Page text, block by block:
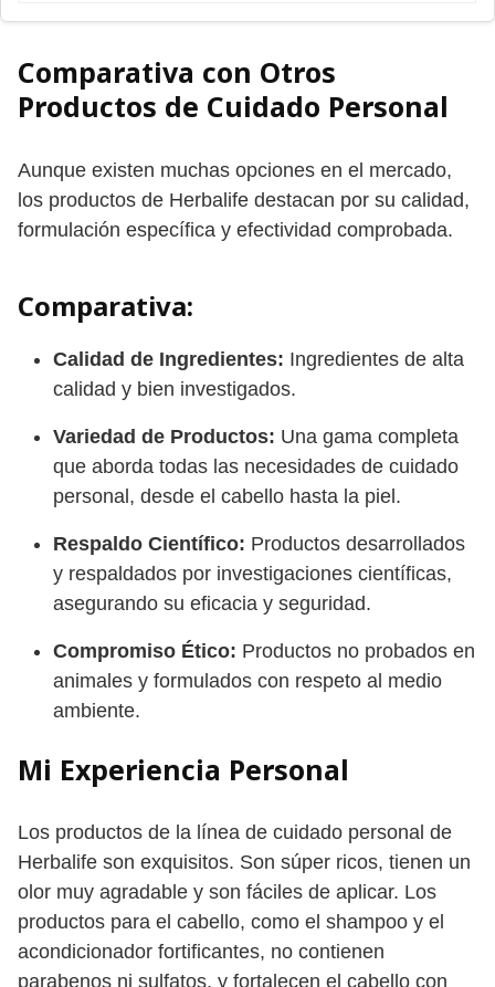
Comparativa con Otros
Productos de Cuidado Personal
Aunque existen muchas opciones en el mercado,
los productos de Herbalife destacan por su calidad,
formulación específica y efectividad comprobada.
Comparativa:
Calidad de Ingredientes: Ingredientes de alta
calidad y bien investigados.
Variedad de Productos: Una gama completa
que aborda todas las necesidades de cuidado
personal, desde el cabello hasta la piel.
Respaldo Científico: Productos desarrollados
y respaldados por investigaciones científicas,
asegurando su eficacia y seguridad.
Compromiso Ético: Productos no probados en
animales y formulados con respeto al medio
ambiente.
Mi Experiencia Personal
Los productos de la línea de cuidado personal de
Herbalife son exquisitos. Son súper ricos, tienen un
olor muy agradable y son fáciles de aplicar. Los
productos para el cabello, como el shampoo y el
acondicionador fortificantes, no contienen
parabenos ni sulfatos, y fortalecen el cabello con